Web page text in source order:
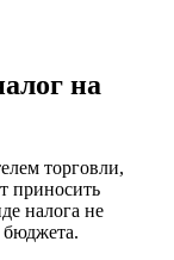
на
торговли,
приносить
налога не
бюджета.